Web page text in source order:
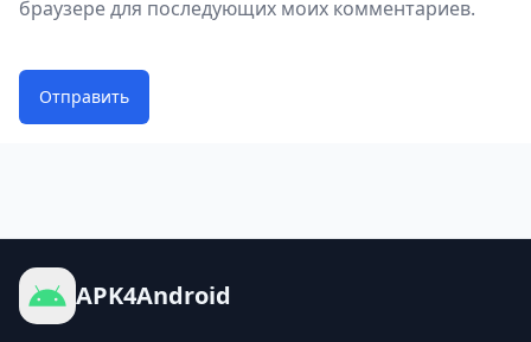
качайте.
браузере для последующих моих комментариев.
Отправить
APK4Android